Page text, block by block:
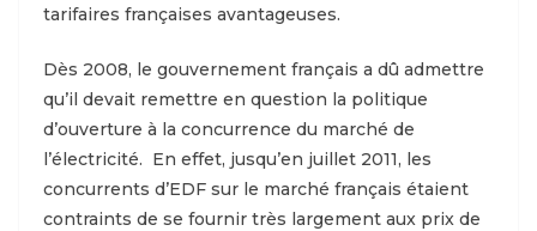
tarifaires françaises avantageuses.
Dès 2008, le gouvernement français a dû admettre
qu’il devait remettre en question la politique
d’ouverture à la concurrence du marché de
l’électricité. En effet, jusqu’en juillet 2011, les
concurrents d’EDF sur le marché français étaient
contraints de se fournir très largement aux prix de